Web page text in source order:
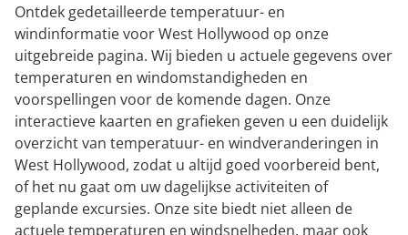
Ontdek gedetailleerde temperatuur- en
windinformatie voor West Hollywood op onze
uitgebreide pagina. Wij bieden u actuele gegevens over
temperaturen en windomstandigheden en
voorspellingen voor de komende dagen. Onze
interactieve kaarten en grafieken geven u een duidelijk
overzicht van temperatuur- en windveranderingen in
West Hollywood, zodat u altijd goed voorbereid bent,
of het nu gaat om uw dagelijkse activiteiten of
geplande excursies. Onze site biedt niet alleen de
actuele temperaturen en windsnelheden, maar ook